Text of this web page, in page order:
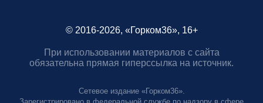
© 2016-2026, «Горком36», 16+
При использовании материалов с сайта
обязательна прямая гиперссылка на источник.
Сетевое издание «Горком36».